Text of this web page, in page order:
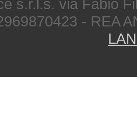
s.r.l.s. via Fabio
- REA